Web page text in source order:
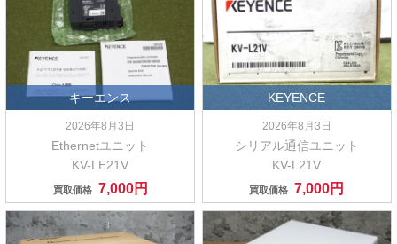
キーエンス
2026年8月3日
Ethernetユニット
KV-LE21V
買取価格 7,000円
KEYENCE
2026年8月3日
シリアル通信ユニット
KV-L21V
買取価格 7,000円